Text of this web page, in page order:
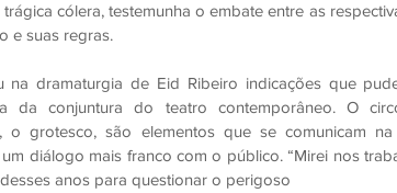
cólera, testemunha o embate entre as
e suas regras.
na dramaturgia de Eid Ribeiro indicações que
da conjuntura do teatro contemporâneo. O
o grotesco, são elementos que se comunicam
diálogo mais franco com o público. “Mirei nos
anos para questionar o perigoso